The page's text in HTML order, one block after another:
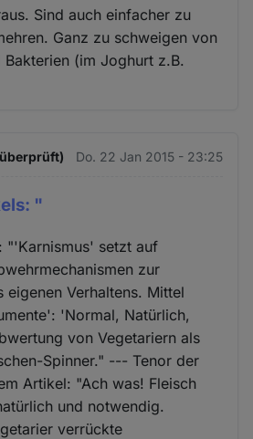
Sind auch einfacher zu
Ganz zu schweigen von
Bakterien (im Joghurt z.B.
Do. 22 Jan 2015 - 23:25
"
"'Karnismus' setzt auf
zur
eigenen Verhaltens. Mittel
'Normal, Natürlich,
von Vegetariern als
Spinner." --- Tenor der
Artikel: "Ach was! Fleisch
und notwendig.
verrückte